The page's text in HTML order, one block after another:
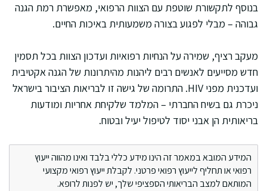
בנוסף לתקשורת שוטפת עם הצוות הרפואי, מאפשרת רמת הגנה
גבוהה – מבלי לפגוע בצורה משמעותית באיכות החיים.
מעקב רציף, שמירה על הנחיות רפואיות ועדכון הצוות בכל תסמין
חדש מסייעים לאנשים רבים ליהנות מהיתרונות של הגנה אקטיבית
ועדכנית מפני HIV. התרומה של גישה זו לבריאות הציבור בישראל
ניכרת גם בשיח החברתי – המלמד שלקיחת אחריות ומודעות
בריאותית הן אבני יסוד לטיפול יעיל ובטוח.
המידע המובא במאמר זה הינו מידע כללי בלבד ואינו מהווה ייעוץ
רפואי או תחליף לייעוץ רפואי פרטני. לקבלת ייעוץ רפואי מקצועי
המותאם למצב הבריאותי הספציפי שלך, יש לפנות לרופא.